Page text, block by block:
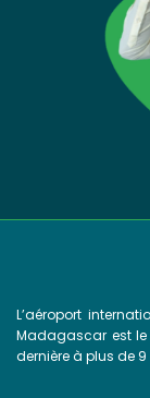
L’aéroport
Madagascar est le
dernière à plus de